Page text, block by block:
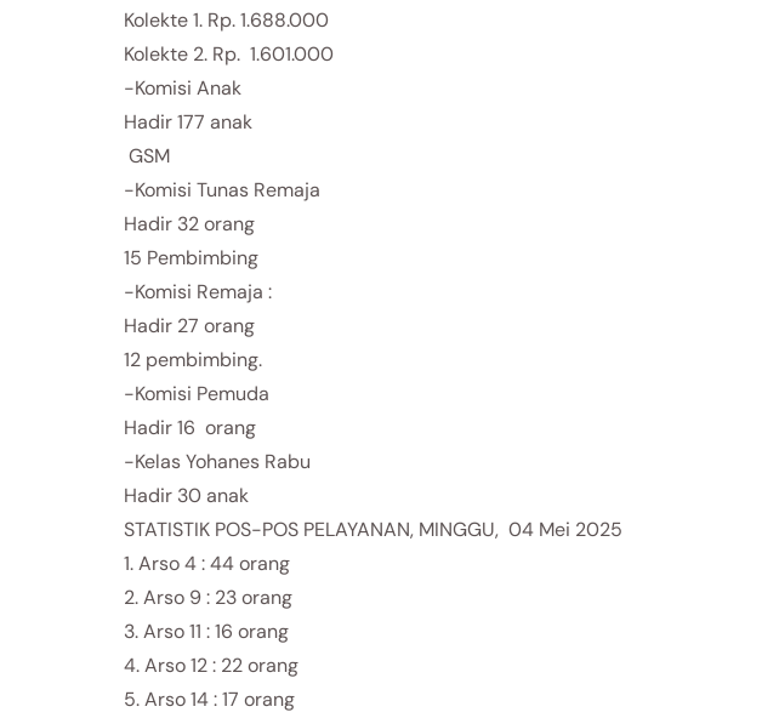
Kolekte 1. Rp. 1.688.000
Kolekte 2. Rp. 1.601.000
-Komisi Anak
Hadir 177 anak
GSM
-Komisi Tunas Remaja
Hadir 32 orang
15 Pembimbing
-Komisi Remaja :
Hadir 27 orang
12 pembimbing.
-Komisi Pemuda
Hadir 16 orang
-Kelas Yohanes Rabu
Hadir 30 anak
STATISTIK POS-POS PELAYANAN, MINGGU, 04 Mei 2025
1. Arso 4 : 44 orang
2. Arso 9 : 23 orang
3. Arso 11 : 16 orang
4. Arso 12 : 22 orang
5. Arso 14 : 17 orang